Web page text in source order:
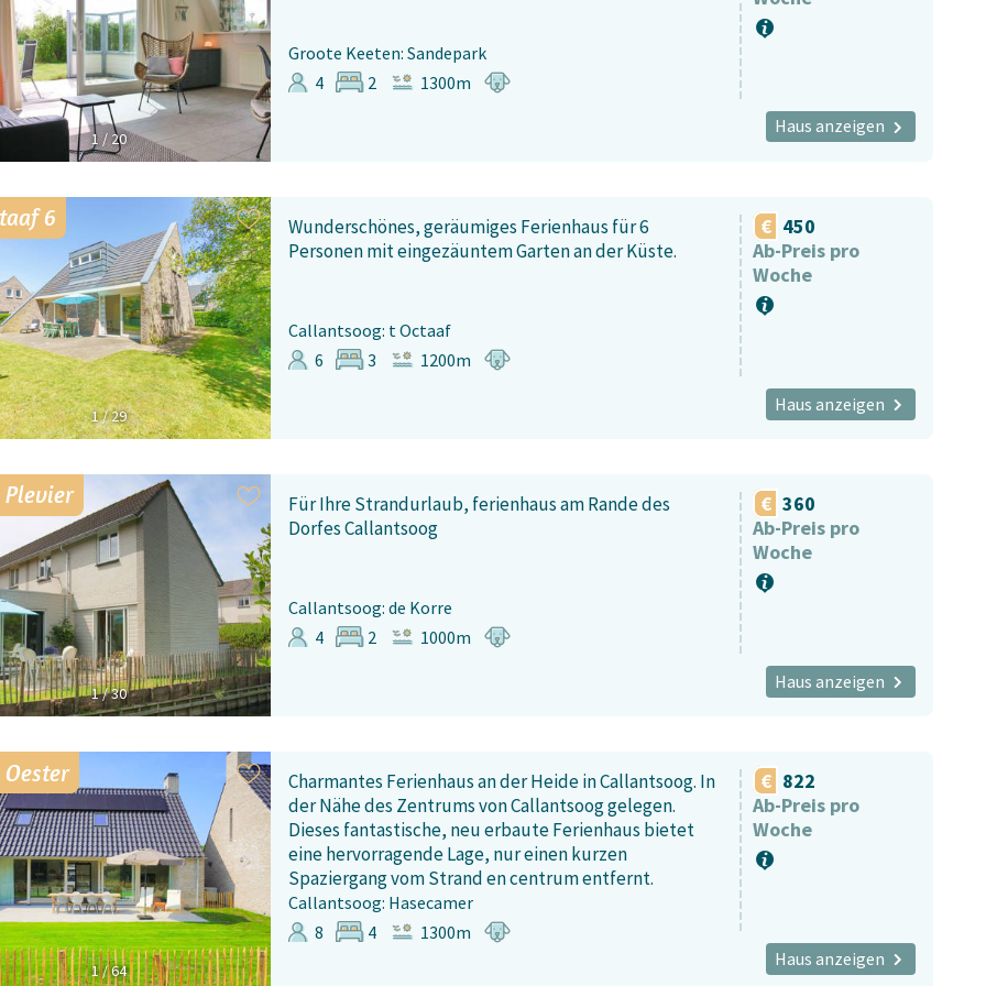
1/ 20
Groote Keeten: Sandepark
4
2 1300m
Haus anzeigen
1/29
6
Wunderschönes, geräumiges Ferienhaus für 6
Personen mit eingezäuntem Garten an der Küste.
Callantsoog: t Octaaf
6
3 1200m
450
Ab-Preis pro
Woche
Haus anzeigen
1/30
Plevier
Für Ihre Strandurlaub, ferienhaus am Rande des
Dorfes Callantsoog
Callantsoog: de Korre
4
2 1000m
360
Ab-Preis pro
Woche
Haus anzeigen
1/64
Oester
Charmantes Ferienhaus an der Heide in Callantsoog. In
der Nähe des Zentrums von Callantsoog gelegen.
Dieses fantastische, neu erbaute Ferienhaus bietet
eine hervorragende Lage, nur einen kurzen
Spaziergang vom Strand en centrum entfernt.
Callantsoog: Hasecamer
8
4 1300m
822
Ab-Preis pro
Woche
Haus anzeigen